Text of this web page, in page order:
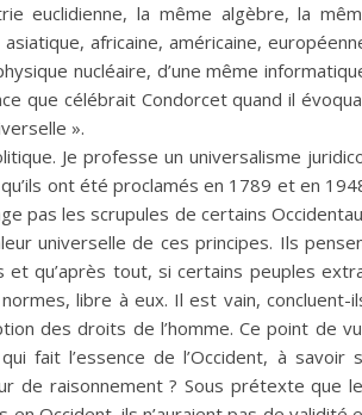
euclidienne, la même algèbre, la
africaine, américaine,
nucléaire, d’une même
que célébrait Condorcet quand il
».
Je professe un universalisme
ont été proclamés en 1789 et en
pas les scrupules de certains
universelle de ces principes. Ils
et qu’après tout, si certains peuples
libre à eux. Il est vain, concluent-
des droits de l’homme. Ce point de
fait l’essence de l’Occident, à savoir
de raisonnement ? Sous prétexte que